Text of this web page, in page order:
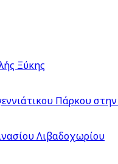
Ξύκης
Πάρκου
Λιβαδοχωρίου